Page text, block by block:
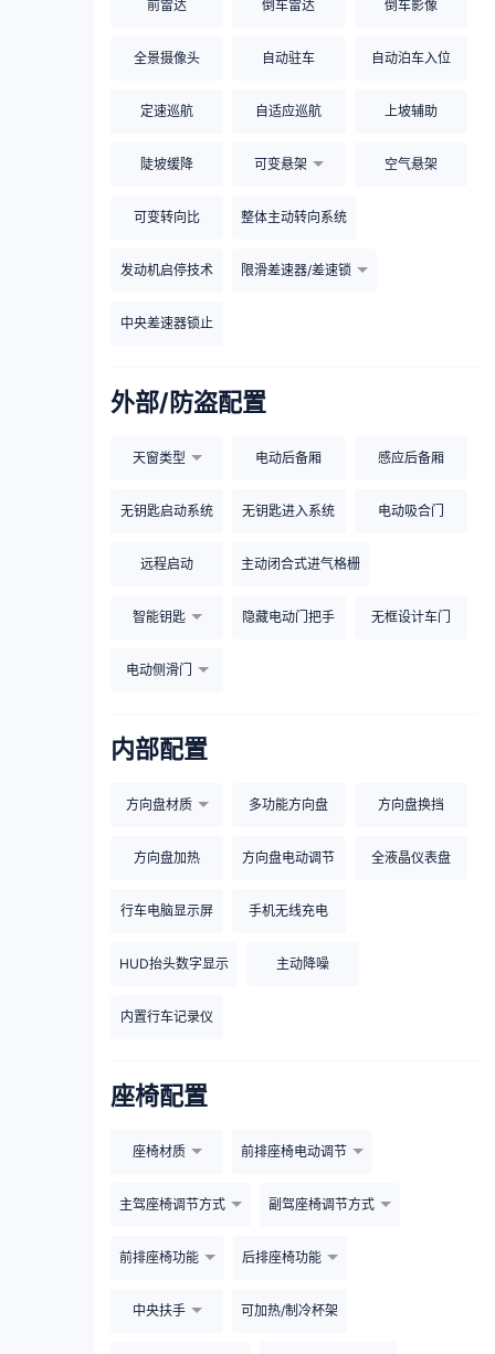
前雷达 倒车雷达 倒车影像
全景摄像头 自动驻车 自动泊车入位
定速巡航 自适应巡航 上坡辅助
陡坡缓降 可变悬架 空气悬架
可变转向比 整体主动转向系统
发动机启停技术 限滑差速器/差速锁
中央差速器锁止
外部/防盗配置
天窗类型 电动后备厢 感应后备厢
无钥匙启动系统 无钥匙进入系统 电动吸合门
远程启动 主动闭合式进气格栅
智能钥匙 隐藏电动门把手 无框设计车门
电动侧滑门
内部配置
方向盘材质 多功能方向盘 方向盘换挡
方向盘加热 方向盘电动调节 全液晶仪表盘
行车电脑显示屏 手机无线充电
HUD抬头数字显示 主动降噪
内置行车记录仪
座椅配置
座椅材质 前排座椅电动调节
主驾座椅调节方式 副驾座椅调节方式
前排座椅功能 后排座椅功能
中央扶手 可加热/制冷杯架